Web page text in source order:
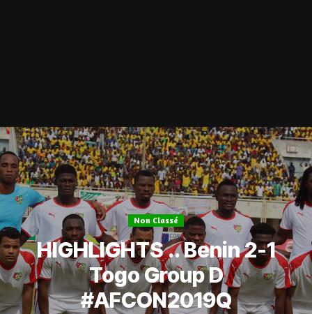
Non Classé
HIGHLIGHTS .. Benin 2-1
Togo Group D
#AFCON2019Q